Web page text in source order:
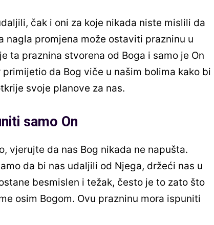
čak i oni za koje nikada niste mislili da
nagla promjena može ostaviti prazninu u
ta praznina stvorena od Boga i samo je On
da Bog viče u našim bolima kako bi
svoje planove za nas.
samo On
vjerujte da nas Bog nikada ne napušta.
da bi nas udaljili od Njega, držeći nas u
besmislen i težak, često je to zato što
osim Bogom. Ovu prazninu mora ispuniti